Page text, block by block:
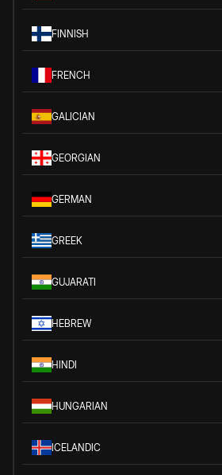
FINNISH
FRENCH
GALICIAN
GEORGIAN
GERMAN
GREEK
GUJARATI
HEBREW
HINDI
HUNGARIAN
ICELANDIC